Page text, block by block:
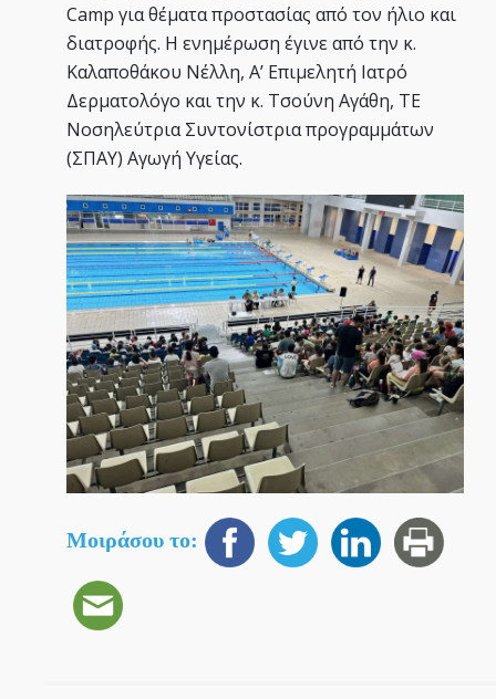
Camp για θέματα προστασίας από τον ήλιο και
διατροφής. Η ενημέρωση έγινε από την κ.
Καλαποθάκου Νέλλη, Α’ Επιμελητή Ιατρό
Δερματολόγο και την κ. Τσούνη Αγάθη, ΤΕ
Νοσηλεύτρια Συντονίστρια προγραμμάτων
(ΣΠAY) Αγωγή Υγείας.
Μοιράσου το: